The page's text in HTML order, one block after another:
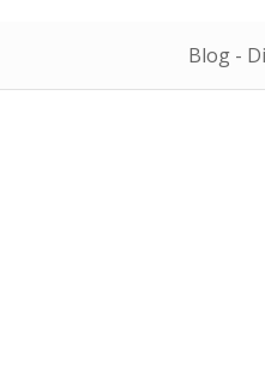
Blog -